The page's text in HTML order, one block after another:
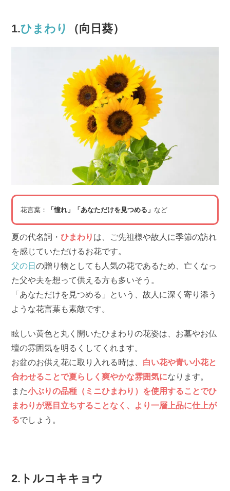
1.ひまわり （向日葵）
花言葉： 「憧れ」「あなただけを見つめる」 など
夏の代名詞・ひまわり は、ご先祖様や故人に季節の訪れ
を感じていただけるお花です。
父の日の贈り物としても人気の花であるため、亡くなっ
た父や夫を想って供える方も多いそう。
「あなただけを見つめる」という、故人に深く寄り添う
ような花言葉も素敵です。
眩しい黄色と丸く開いたひまわりの花姿は、お墓やお仏
壇の雰囲気を明るくしてくれます。
お盆のお供え花に取り入れる時は、 白い花や青い小花と
合わせることで夏らしく爽やかな雰囲気になります。
また小ぶりの品種（ミニひまわり）を使用することでひ
まわりが悪目立ちすることなく、より一層上品に仕上が
るでしょう。
2.トルコキキョウ